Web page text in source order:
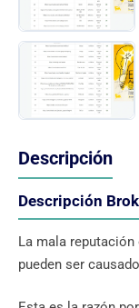
Descripción
Descripción
La mala
pueden ser